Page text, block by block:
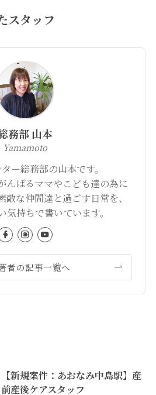
スタッフ
務部 山本
Yamamoto
ー総務部の山本です。
んばるママやこども達の為に
敵な仲間達と過ごす日常を、
気持ちで書いています。
者の記事一覧へ
【新規案件：あおなみ中島駅】産
前産後ケアスタッフ